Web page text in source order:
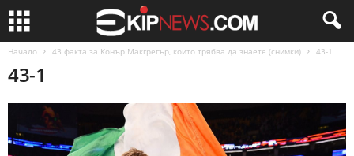
Начало 43 факта за Конър Макгрегър, които трябва да знаете (снимки) 43-1
43-1